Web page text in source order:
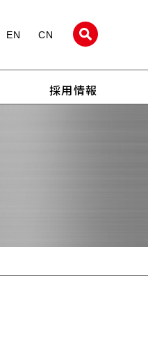
EN CN
採用情報